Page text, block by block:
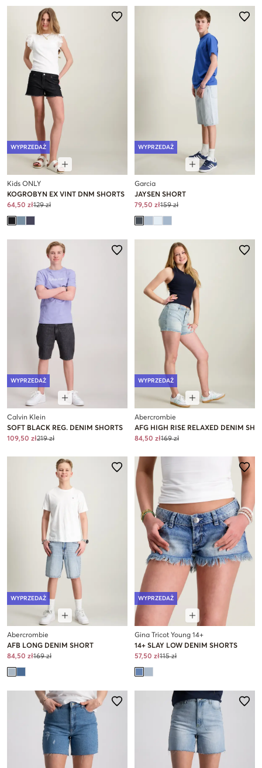
WYPRZEDAŻ
Kids ONLY
KOGROBYN EX VINT DNM SHORTS
64,50 zł129 zł
WYPRZEDAŻ
Garcia
JAYSEN SHORT
79,50 zł159 zł
WYPRZEDAŻ
Calvin Klein
SOFT BLACK REG. DENIM SHORTS
109,50 zł219 zł
WYPRZEDAŻ
Abercrombie
AFG HIGH RISE RELAXED DENIM SH
84,50 zł169 zł
WYPRZEDAŻ
Abercrombie
AFB LONG DENIM SHORT
84,50 zł169 zł
WYPRZEDAŻ
Gina Tricot Young 14+
14+ SLAY LOW DENIM SHORTS
57,50 zł115 zł